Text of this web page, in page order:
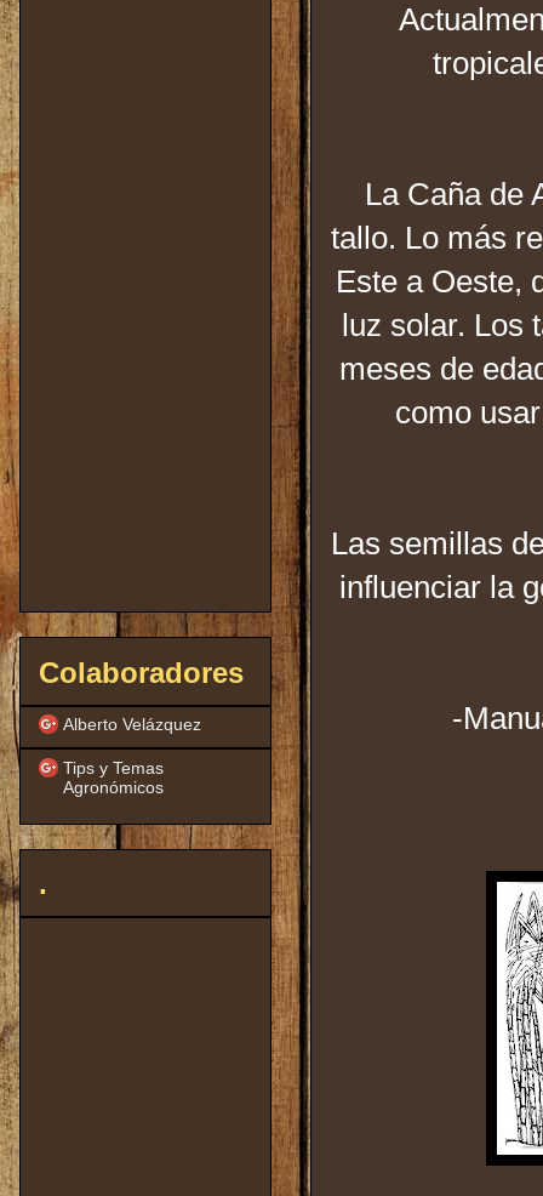
La Caña de
tallo. Lo más
Este a Oeste,
luz solar. Los
meses de
como
Las semillas
influenciar la
-
Colaboradores
Alberto Velázquez
Tips y Temas
Agronómicos
.